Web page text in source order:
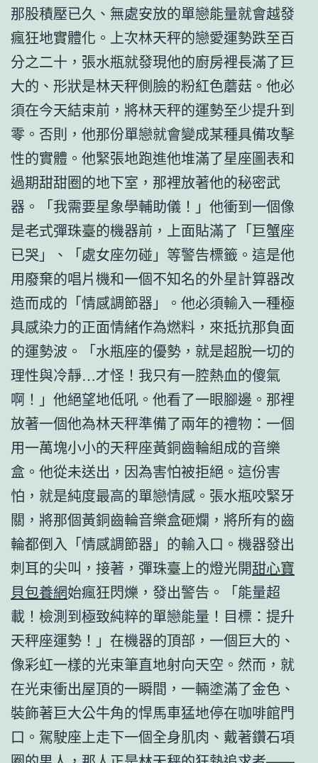
那股積壓已久、無處安放的單戀能量就會越發
瘋狂地實體化。上次林天秤的戀愛運勢跌至百
分之二十，張水瓶就發現他的廚房裡長滿了巨
大的、形狀是林天秤側臉的粉紅色蘑菇。他必
須在今天結束前，將林天秤的運勢至少提升到
零。否則，他那份單戀就會變成某種具備攻擊
性的實體。他緊張地跑進他堆滿了星座圖表和
過期甜甜圈的地下室，那裡放著他的秘密武
器。「我需要星象學輔助儀！」他衝到一個像
是老式彈珠臺的機器前，上面貼滿了「巨蟹座
已哭」、「處女座勿碰」等警告標籤。這是他
用廢棄的唱片機和一個不知名的外星計算器改
造而成的「情感調節器」。他必須輸入一種極
具感染力的正面情緒作為燃料，來抵抗那負面
的運勢波。「水瓶座的優勢，就是超脫一切的
理性與冷靜…才怪！我只有一腔熱血的傻氣
啊！」他絕望地低吼。他看了一眼腳邊。那裡
放著一個他為林天秤準備了兩年的禮物：一個
用一萬塊小小的天秤座黃銅齒輪組成的音樂
盒。他從未送出，因為害怕被拒絕。這份害
怕，就是純度最高的單戀情感。張水瓶咬緊牙
關，將那個黃銅齒輪音樂盒砸爛，將所有的齒
輪都倒入「情感調節器」的輸入口。機器發出
刺耳的尖叫，接著，彈珠臺上的燈光開甜心寶
貝包養網始瘋狂閃爍，發出警告。「能量超
載！檢測到極致純粹的單戀能量！目標：提升
天秤座運勢！」在機器的頂部，一個巨大的、
像彩虹一樣的光束筆直地射向天空。然而，就
在光束衝出屋頂的一瞬間，一輛塗滿了金色、
裝飾著巨大公牛角的悍馬車猛地停在咖啡館門
口。駕駛座上走下一個全身肌肉、戴著鑽石項